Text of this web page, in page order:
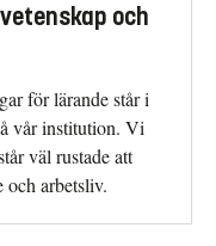
och
för lärande står i
vår institution. Vi
väl rustade att
och arbetsliv.